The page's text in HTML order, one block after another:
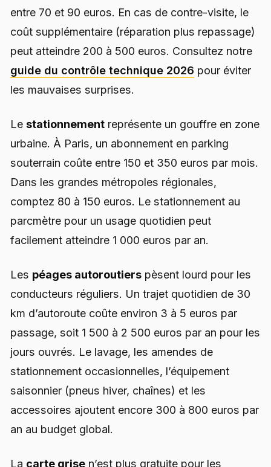
entre 70 et 90 euros. En cas de contre-visite, le
coût supplémentaire (réparation plus repassage)
peut atteindre 200 à 500 euros. Consultez notre
guide du contrôle technique 2026 pour éviter
les mauvaises surprises.
Le stationnement représente un gouffre en zone
urbaine. À Paris, un abonnement en parking
souterrain coûte entre 150 et 350 euros par mois.
Dans les grandes métropoles régionales,
comptez 80 à 150 euros. Le stationnement au
parcmètre pour un usage quotidien peut
facilement atteindre 1 000 euros par an.
Les péages autoroutiers pèsent lourd pour les
conducteurs réguliers. Un trajet quotidien de 30
km d’autoroute coûte environ 3 à 5 euros par
passage, soit 1 500 à 2 500 euros par an pour les
jours ouvrés. Le lavage, les amendes de
stationnement occasionnelles, l’équipement
saisonnier (pneus hiver, chaînes) et les
accessoires ajoutent encore 300 à 800 euros par
an au budget global.
La carte grise n’est plus gratuite pour les